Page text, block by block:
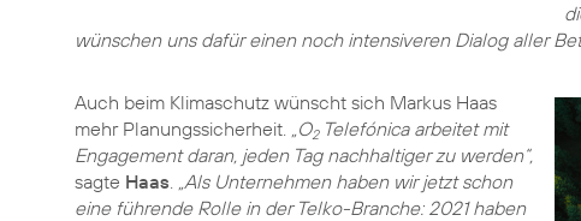
wünschen uns dafür einen noch intensiveren Dialog aller
Auch beim Klimaschutz wünscht sich Markus Haas
mehr Planungssicherheit. „O2Telefónica arbeitet mit
Engagement daran, jeden Tag nachhaltiger zu werden“,
sagte Haas. „Als Unternehmen haben wir jetzt schon
eine führende Rolle in der Telko-Branche: 2021 haben